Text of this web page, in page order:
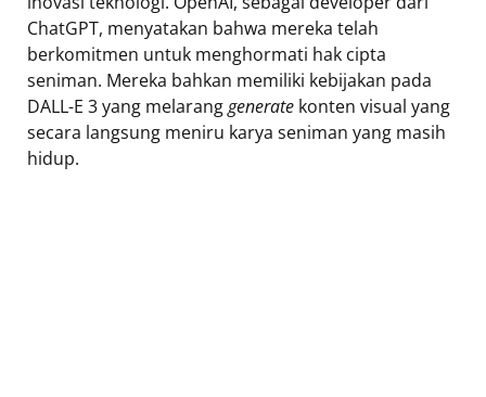
ChatGPT, menyatakan bahwa mereka telah
berkomitmen untuk menghormati hak cipta
seniman. Mereka bahkan memiliki kebijakan pada
DALL-E 3 yang melaranggenerate konten visual yang
secara langsung meniru karya seniman yang masih
hidup.